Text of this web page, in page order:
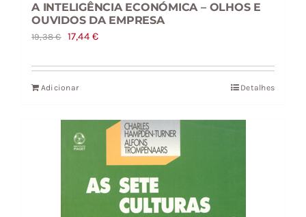
A INTELIGÊNCIA ECONÓMICA – OLHOS E
OUVIDOS DA EMPRESA
19,38€
O
original
era:
17,44€O
atual
Adicionar Detalhes